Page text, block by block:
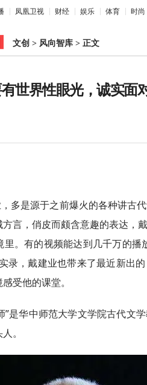
凤凰卫视 财经 娱乐 体育 时尚
文创 > 风向智库 > 正文
世界性眼光，诚实面
多是源于之前爆火的各种讲古
言，俏皮而颇含意趣的表达，
。有的视频能达到几千万的播
录，戴建业也带来了最近新出
受他的课堂。
”是华中师范大学文学院古代文
。